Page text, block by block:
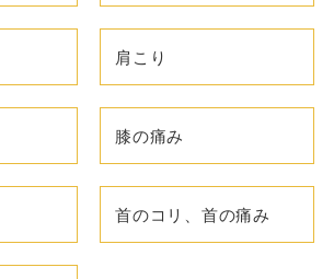
肩こり
膝の痛み
首のコリ、首の痛み